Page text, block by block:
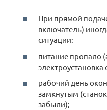
При прямой
включатель)
ситуации:
питание пропало
электроустановка
рабочий день
замкнутым
забыли);